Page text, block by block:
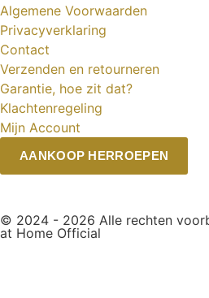
Algemene Voorwaarden
Privacyverklaring
Contact
Verzenden en retourneren
Garantie, hoe zit dat?
Klachtenregeling
Mijn Account
AANKOOP HERROEPEN
© 2024 - 2026 Alle rechten
at Home Official